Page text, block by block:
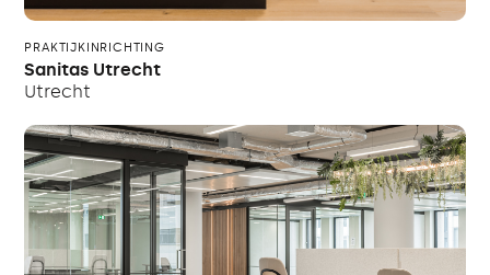
PRAKTIJKINRICHTING
Sanitas Utrecht
Utrecht